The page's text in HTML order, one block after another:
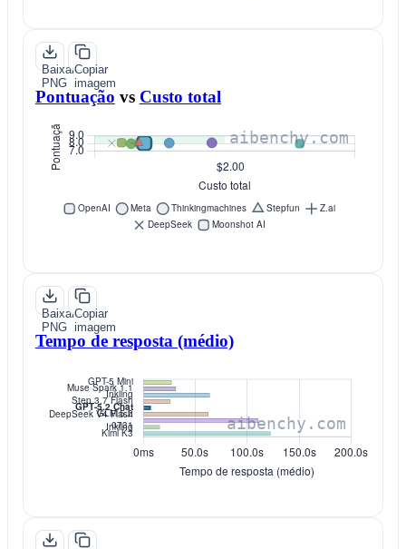
Baixar
PNG
Copiar
imagem
Pontuação vs Custo total
Baixar
PNG
Copiar
imagem
Tempo de resposta (médio)